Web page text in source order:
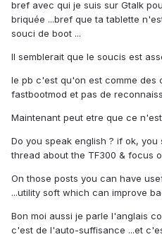
bref avec qui je suis sur Gtalk
briquée ...bref que ta tablette
souci de boot ...
Il semblerait que le soucis est
le pb c'est qu'on est comme des
fastbootmod et pas de
Maintenant peut etre que ce
Do you speak english ? if ok,
thread about the TF300 & focus
On those posts you can have
...utility soft which can improve
Bon moi aussi je parle l'anglais
c'est de l'auto-suffisance ...et